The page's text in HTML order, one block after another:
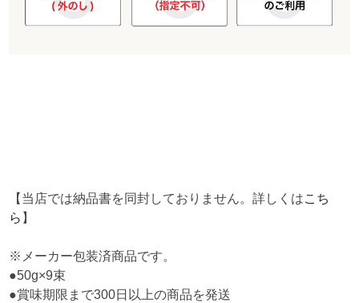
【当店では納品書を同封しておりません。詳しくはこち
ら 】
※メーカー包装済商品です。
●50g×9束
●賞味期限まで300日以上の商品を発送